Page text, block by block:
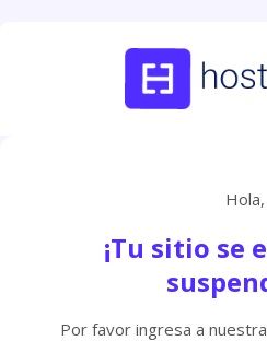
Hola,
¡Tu sitio se
Por favor ingresa a